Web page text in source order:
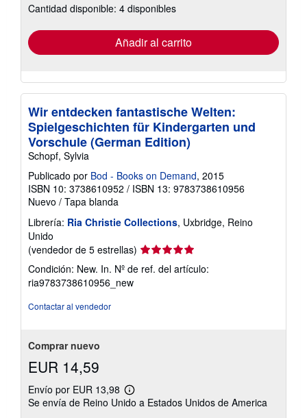
las
tarifas
envío
Cantidad disponible: 4 disponibles
Añadir al carrito
Wir entdecken fantastische Welten:
Spielgeschichten für Kindergarten und
Vorschule (German Edition)
Schopf, Sylvia
Publicado por Bod - Books on Demand, 2015
ISBN 10: 3738610952 / ISBN 13: 9783738610956
Nuevo / Tapa blanda
Librería: Ria Christie Collections, Uxbridge, Reino
Unido
(vendedor de 5 estrellas) Calificación
del
vendedor:
Condición: New. In. Nº de ref. del artículo:
ria9783738610956_new
Contactar al vendedor
Comprar nuevo
EUR 14,59
Envío por EUR 13,98
Más
información
Se envía de Reino Unido a Estados Unidos de America